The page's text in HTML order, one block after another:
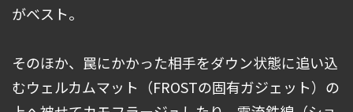
がベスト。
そのほか、罠にかかった相手をダウン状態に追い込
むウェルカムマット（FROSTの固有ガジェット）の